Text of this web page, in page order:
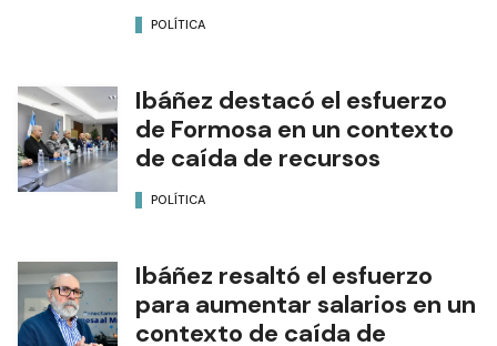
POLÍTICA
Ibáñez destacó el esfuerzo
de Formosa en un contexto
de caída de recursos
POLÍTICA
Ibáñez resaltó el esfuerzo
para aumentar salarios en un
contexto de caída de